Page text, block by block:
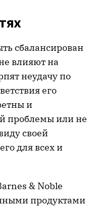
сбалансирован
влияют на
неудачу по
его
и
проблемы или не
своей
для всех и
& Noble
продуктами